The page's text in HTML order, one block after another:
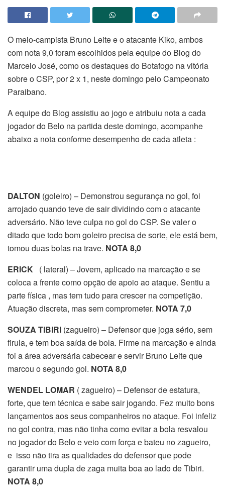
O meio-campista Bruno Leite e o atacante Kiko, ambos
com nota 9,0 foram escolhidos pela equipe do Blog do
Marcelo José, como os destaques do Botafogo na vitória
sobre o CSP, por 2 x 1, neste domingo pelo Campeonato
Paraibano.
A equipe do Blog assistiu ao jogo e atribuiu nota a cada
jogador do Belo na partida deste domingo, acompanhe
abaixo a nota conforme desempenho de cada atleta :
DALTON (goleiro) – Demonstrou segurança no gol, foi
arrojado quando teve de sair dividindo com o atacante
adversário. Não teve culpa no gol do CSP. Se valer o
ditado que todo bom goleiro precisa de sorte, ele está bem,
tomou duas bolas na trave. NOTA 8,0
ERICK ( lateral) – Jovem, aplicado na marcação e se
coloca a frente como opção de apoio ao ataque. Sentiu a
parte física , mas tem tudo para crescer na competição.
Atuação discreta, mas sem comprometer. NOTA 7,0
SOUZA TIBIRI (zagueiro) – Defensor que joga sério, sem
firula, e tem boa saída de bola. Firme na marcação e ainda
foi a área adversária cabecear e servir Bruno Leite que
marcou o segundo gol. NOTA 8,0
WENDEL LOMAR ( zagueiro) – Defensor de estatura,
forte, que tem técnica e sabe sair jogando. Fez muito bons
lançamentos aos seus companheiros no ataque. Foi infeliz
no gol contra, mas não tinha como evitar a bola resvalou
no jogador do Belo e veio com força e bateu no zagueiro,
e isso não tira as qualidades do defensor que pode
garantir uma dupla de zaga muita boa ao lado de Tibiri.
NOTA 8,0